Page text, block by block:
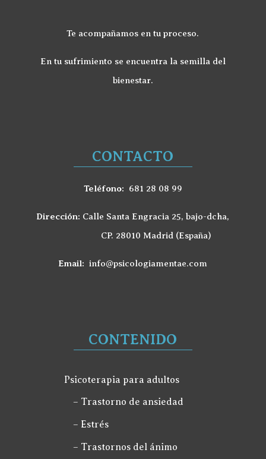
Te acompañamos en tu proceso.
En tu sufrimiento se encuentra la semilla del
bienestar.
CONTACTO
Teléfono: 681 28 08 99
Dirección: Calle Santa Engracia 25, bajo-dcha,
CP. 28010 Madrid (España)
Email:info@psicologiamentae.com
CONTENIDO
Psicoterapia para adultos
– Trastorno de ansiedad
– Estrés
– Trastornos del ánimo